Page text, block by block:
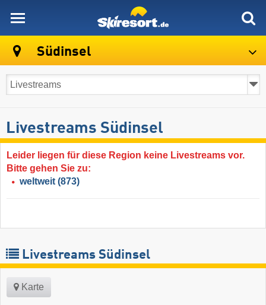
Südinsel
Livestreams Südinsel
Leider liegen für diese Region keine Livestreams vor.
Bitte gehen Sie zu:
weltweit (873)
Livestreams Südinsel
Karte